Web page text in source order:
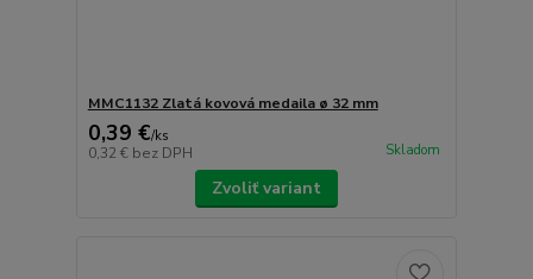
MMC1132 Zlatá kovová medaila ø 32 mm
0,39 €/ks
0,32 € bez DPH Skladom
Zvoliť variant